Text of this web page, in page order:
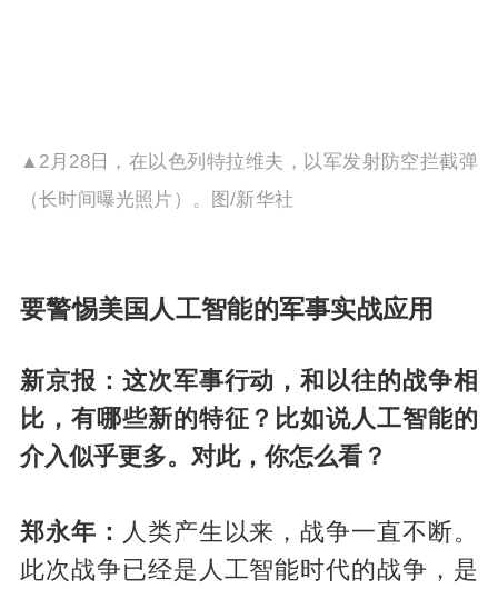
▲2月28日，在以色列特拉维夫，以军发射防空拦截弹
（长时间曝光照片）。图/新华社
要警惕美国人工智能的军事实战应用
新京报：这次军事行动，和以往的战争相
比，有哪些新的特征？比如说人工智能的
介入似乎更多。对此，你怎么看？
郑永年： 人类产生 以来，战争一直不断。
此次战争已经是人工智能时代的战争，是